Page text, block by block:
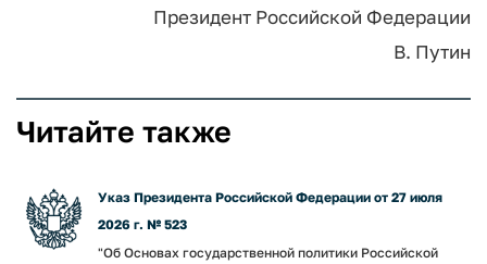
Президент Российской Федерации
В. Путин
Читайте также
Указ Президента Российской Федерации от 27 июля
2026 г. № 523
"Об Основах государственной политики Российской